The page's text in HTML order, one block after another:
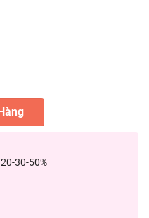
Chậu Sứ LHD-ĐS-18-CS-02
30-50%